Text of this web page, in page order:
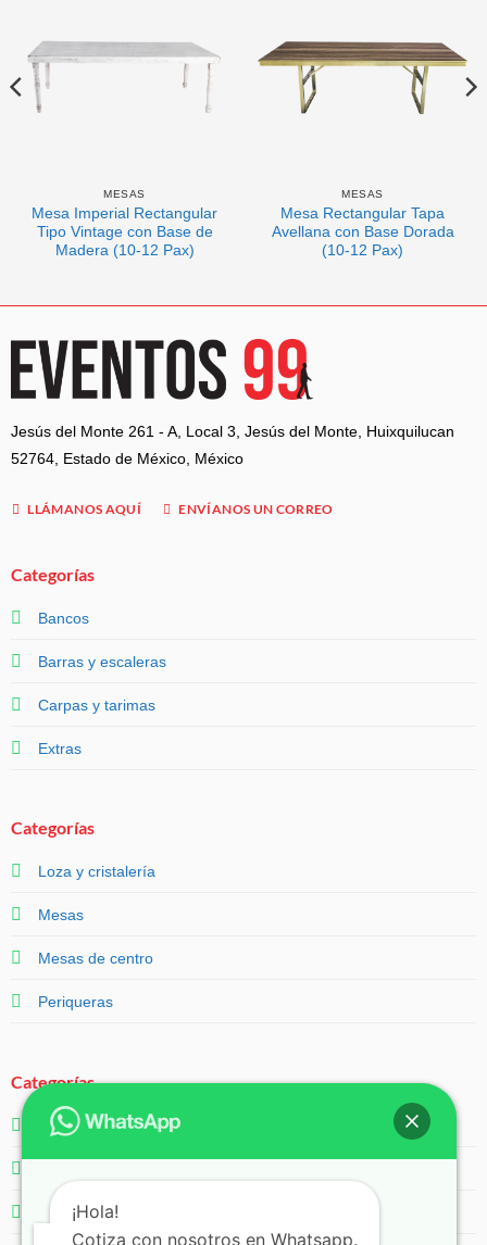
MESAS
Mesa Imperial Rectangular
Tipo Vintage con Base de
Madera (10-12 Pax)
MESAS
Mesa Rectangular Tapa
Avellana con Base Dorada
(10-12 Pax)
Jesús del Monte 261 - A, Local 3, Jesús del Monte, Huixquilucan
52764, Estado de México, México
LLÁMANOS AQUÍ ENVÍANOS UN CORREO
Categorías
Bancos
Barras y escaleras
Carpas y tarimas
Extras
Categorías
Loza y cristalería
Mesas
Mesas de centro
Periqueras
Categorías
Salas
Sillas¡Hola!
Cotiza con nosotros en Whatsapp.